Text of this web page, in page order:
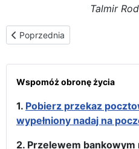
Talmir
Poprzednia strona: Wizyta
Poprzednia
Wspomóż obronę życia
1. Pobierz przekaz
wypełniony nadaj na
2. Przelewem bankowym